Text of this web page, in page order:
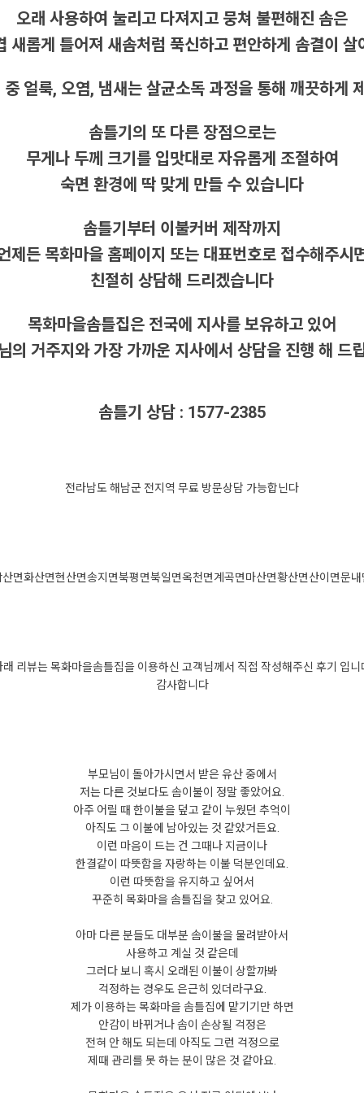
오래 사용하여 눌리고 다져지고 뭉쳐 불편해진 솜은
새롭게 틀어져 새솜처럼 푹신하고 편안하게 솜결이 살
중 얼룩, 오염, 냄새는 살균소독 과정을 통해 깨끗하게
솜틀기의 또 다른 장점으로는
무게나 두께 크기를 입맛대로 자유롭게 조절하여
숙면 환경에 딱 맞게 만들 수 있습니다
솜틀기부터 이불커버 제작까지
제든 목화마을 홈페이지 또는 대표번호로 접수해주시
친절히 상담해 드리겠습니다
목화마을솜틀집은 전국에 지사를 보유하고 있어
의 거주지와 가장 가까운 지사에서 상담을 진행 해 드
솜틀기 상담 : 1577-2385
전라남도 해남군 전지역 무료 방문상담 가능합닌다
면화산면현산면송지면북평면북일면옥천면계곡면마산면황산면산이면문내
래 리뷰는 목화마을솜틀집을 이용하신 고객님께서 직접 작성해주신 후기 입니
감사합니다
부모님이 돌아가시면서 받은 유산 중에서
저는 다른 것보다도 솜이불이 정말 좋았어요.
아주 어릴 때 한이불을 덮고 같이 누웠던 추억이
아직도 그 이불에 남아있는 것 같았거든요.
이런 마음이 드는 건 그때나 지금이나
한결같이 따뜻함을 자랑하는 이불 덕분인데요.
이런 따뜻함을 유지하고 싶어서
꾸준히 목화마을 솜틀집을 찾고 있어요.
아마 다른 분들도 대부분 솜이불을 물려받아서
사용하고 계실 것 같은데
그러다 보니 혹시 오래된 이불이 상할까봐
걱정하는 경우도 은근히 있더라구요.
제가 이용하는 목화마을 솜틀집에 맡기기만 하면
안감이 바뀌거나 솜이 손상될 걱정은
전혀 안 해도 되는데 아직도 그런 걱정으로
제때 관리를 못 하는 분이 많은 것 같아요.